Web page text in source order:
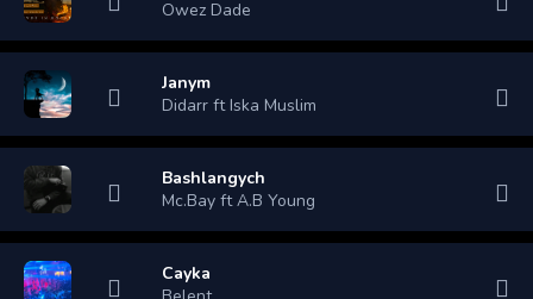
Owez Dade
Janym
Didarr ft Iska Muslim
Bashlangych
Mc.Bay ft A.B Young
Cayka